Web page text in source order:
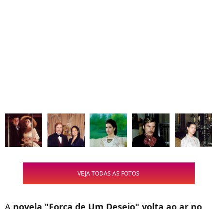
VEJA TODAS AS FOTOS
A novela "Força de Um Desejo" volta ao ar no